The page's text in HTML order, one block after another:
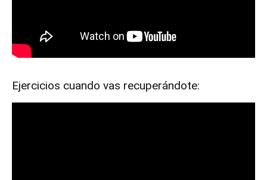
Ejercicios cuando vas recuperándote: